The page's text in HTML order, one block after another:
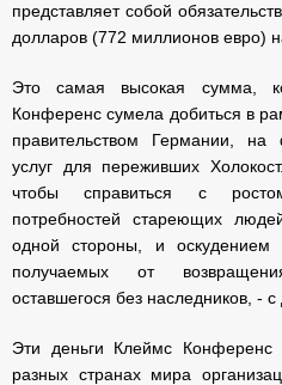
представляет собой
долларов (772 миллионов евро)
Это самая высокая сумма,
Конференс сумела добиться в
правительством Германии, на
услуг для переживших
чтобы справиться с
потребностей стареющих
одной стороны, и оскудением
получаемых от
оставшегося без наследников, - с
Эти деньги Клеймс
разных странах мира